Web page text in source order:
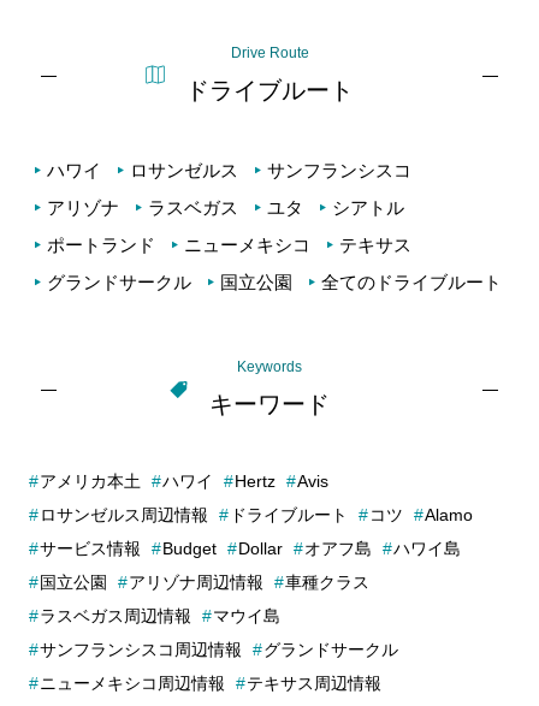
Drive Route
ドライブルート
ハワイ ロサンゼルス
サンフランシスコ
アリゾナ
ラスベガス ユタ
シアトル
ポートランド
ニューメキシコ
テキサス
グランドサークル
国立公園 全てのドライブルート
Keywords
キーワード
アメリカ本土 ハワイ Hertz
Avis
ロサンゼルス周辺情報
ドライブルート コツ
Alamo
サービス情報
Budget Dollar オアフ島
ハワイ島
国立公園
アリゾナ周辺情報
車種クラス
ラスベガス周辺情報
マウイ島
サンフランシスコ周辺情報
グランドサークル
ニューメキシコ周辺情報
テキサス周辺情報